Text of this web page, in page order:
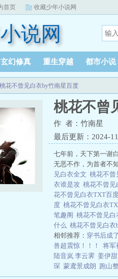
首页 收藏少年小说网
说网
玄幻修真 重生穿越 都市小说
桃花不曾见白衣by竹南星百度
桃花不曾
作 者：竹南星
最后更新：2024-
七年前，天下第一谢
无恶不作，为首者不
见白衣全文 桃花不曾
衣谁是攻 桃花不曾见
花不曾见白衣TXT百
度 桃花不曾见白衣
笔趣阁 桃花不曾见白
什么 桃花不曾见白
相邻推荐： 穿书后成
兽超震惊！！！
将军
陆音岚 李云霁 姜伊
琛 蒙鸢景成朗 跑山